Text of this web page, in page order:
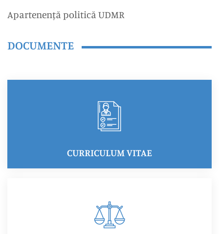
Apartenență politică UDMR
DOCUMENTE
CURRICULUM VITAE